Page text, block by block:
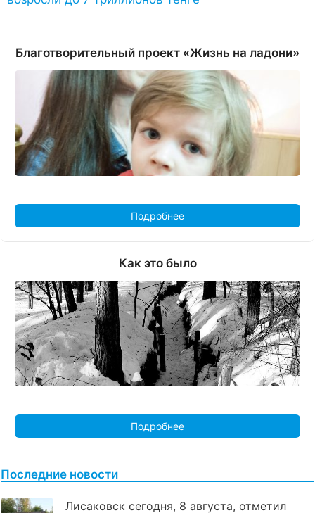
Благотворительный проект «Жизнь на ладони»
Подробнее
Как это было
Подробнее
Последние новости
Лисаковск сегодня, 8 августа, отметил